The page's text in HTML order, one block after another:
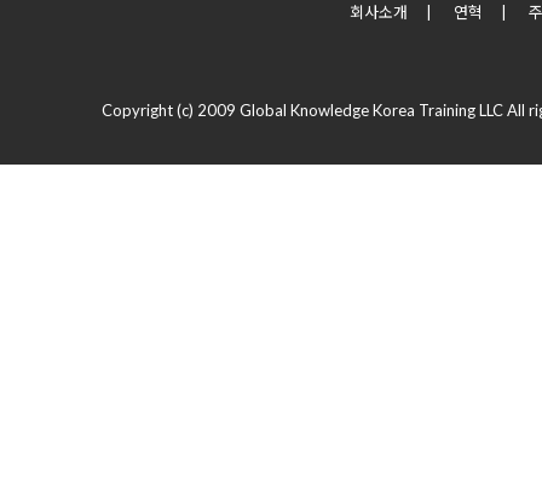
회사소개 연혁
Copyright (c) 2009 Global Knowledge Korea Training LLC All